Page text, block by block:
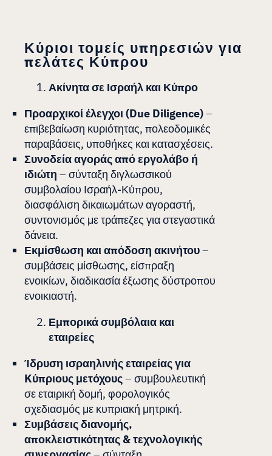
Κύριοι τομείς υπηρεσιών για
πελάτες Κύπρου
Ακίνητα σε Ισραήλ και Κύπρο
Προαρχικοί έλεγχοι (Due Diligence)–
επιβεβαίωση κυριότητας, πολεοδομικές
παραβάσεις, υποθήκες και κατασχέσεις.
Συνοδεία αγοράς από εργολάβο ή
ιδιώτη – σύνταξη διγλωσσικού
συμβολαίου Ισραήλ-Κύπρου,
διασφάλιση δικαιωμάτων αγοραστή,
συντονισμός με τράπεζες για στεγαστικά
δάνεια.
Εκμίσθωση και απόδοση ακινήτου–
συμβάσεις μίσθωσης, είσπραξη
ενοικίων, διαδικασία έξωσης δύστροπου
ενοικιαστή.
Εμπορικά συμβόλαια και
εταιρείες
Ίδρυση ισραηλινής εταιρείας για
Kύπριους μετόχους– συμβουλευτική
σε εταιρική δομή, φορολογικός
σχεδιασμός με κυπριακή μητρική.
Συμβάσεις διανομής,
αποκλειστικότητας & τεχνολογικής